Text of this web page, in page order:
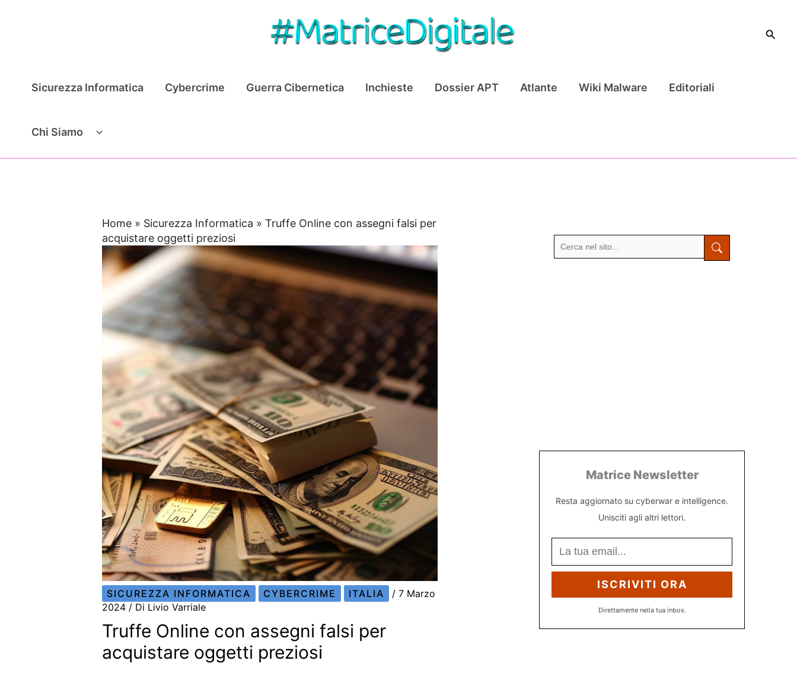
Cerca
Sicurezza Informatica Cybercrime Guerra Cibernetica Inchieste Dossier APT Atlante Wiki Malware Editoriali
Chi Siamo
Home » Sicurezza Informatica »Truffe Online con assegni falsi per
acquistare oggetti preziosi
SICUREZZA INFORMATICA CYBERCRIME ITALIA /7 Marzo
2024 / Di Livio Varriale
Truffe Online con assegni falsi per
acquistare oggetti preziosi
Matrice Newsletter
Resta aggiornato su cyberwar e intelligence.
Unisciti agli altri lettori.
ISCRIVITI ORA
Direttamente nella tua inbox.